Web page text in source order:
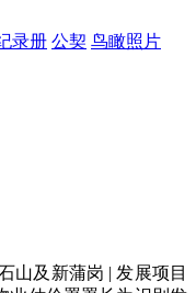
录册 公契 鸟瞰照片
山及新蒲岗 | 发展项目